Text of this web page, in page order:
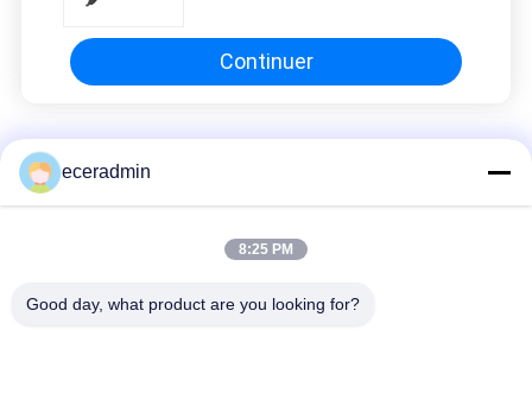
Continuer
Épingles en acier léger
eceradmin
8:25 PM
Good day, what product are you looking for?